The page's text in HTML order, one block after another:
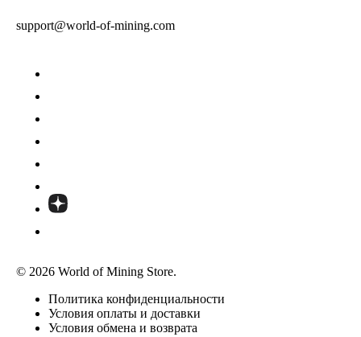
support@world-of-mining.com
© 2026 World of Mining Store.
Политика конфиденциальности
Условия оплаты и доставки
Условия обмена и возврата